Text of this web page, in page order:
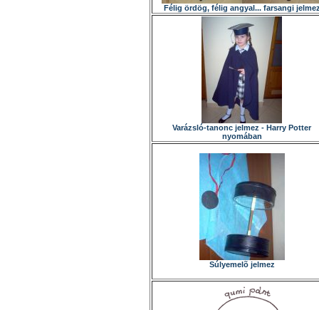
Félig ördög, félig angyal... farsangi
Varázsló-tanonc jelmez - Harry Potter
nyomában
Súlyemelõ jelmez